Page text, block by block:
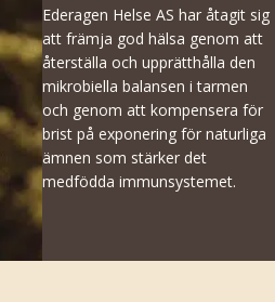
Ederagen Helse AS har åtagit sig
att främja god hälsa genom att
återställa och upprätthålla den
mikrobiella balansen i tarmen
och genom att kompensera för
brist på exponering för naturliga
ämnen som stärker det
medfödda immunsystemet.